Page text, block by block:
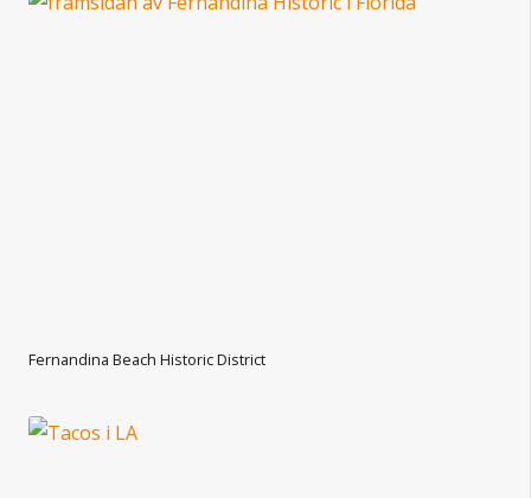
Fernandina Beach Historic District